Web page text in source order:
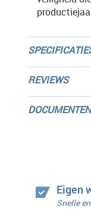
REVIEWS
DOCUMENTEN
Eigen
Snelle